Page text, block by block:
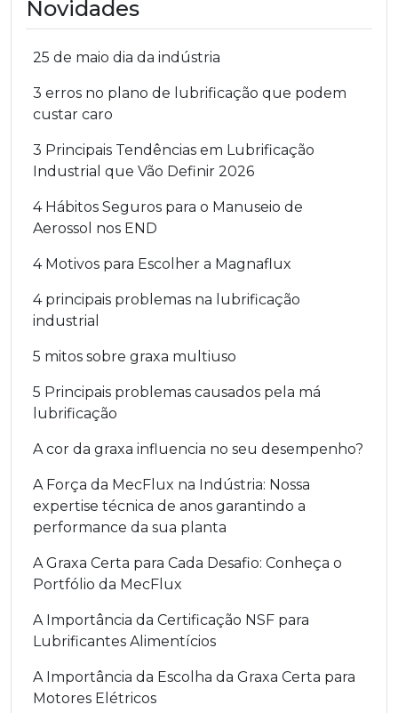
Novidades
25 de maio dia da indústria
3 erros no plano de lubrificação que podem
custar caro
3 Principais Tendências em Lubrificação
Industrial que Vão Definir 2026
4 Hábitos Seguros para o Manuseio de
Aerossol nos END
4 Motivos para Escolher a Magnaflux
4 principais problemas na lubrificação
industrial
5 mitos sobre graxa multiuso
5 Principais problemas causados pela má
lubrificação
A cor da graxa influencia no seu desempenho?
A Força da MecFlux na Indústria: Nossa
expertise técnica de anos garantindo a
performance da sua planta
A Graxa Certa para Cada Desafio: Conheça o
Portfólio da MecFlux
A Importância da Certificação NSF para
Lubrificantes Alimentícios
A Importância da Escolha da Graxa Certa para
Motores Elétricos